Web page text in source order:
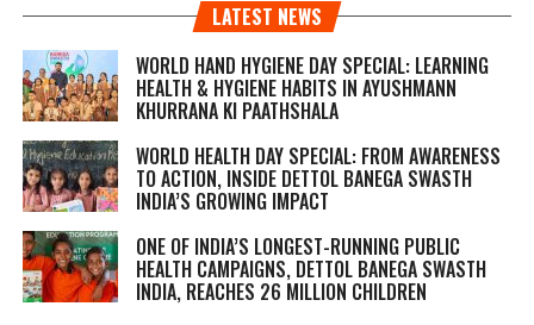
LATEST NEWS
WORLD HAND HYGIENE DAY SPECIAL: LEARNING
HEALTH & HYGIENE HABITS IN AYUSHMANN
KHURRANA KI PAATHSHALA
WORLD HEALTH DAY SPECIAL: FROM AWARENESS
TO ACTION, INSIDE DETTOL BANEGA SWASTH
INDIA’S GROWING IMPACT
ONE OF INDIA’S LONGEST-RUNNING PUBLIC
HEALTH CAMPAIGNS, DETTOL BANEGA SWASTH
INDIA, REACHES 26 MILLION CHILDREN